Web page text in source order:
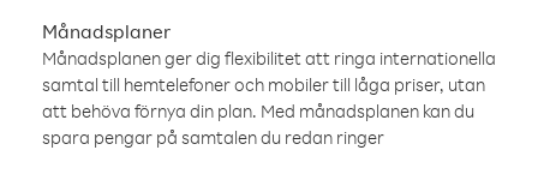
Månadsplaner
Månadsplanen ger dig flexibilitet att ringa internationella
samtal till hemtelefoner och mobiler till låga priser, utan
att behöva förnya din plan. Med månadsplanen kan du
spara pengar på samtalen du redan ringer